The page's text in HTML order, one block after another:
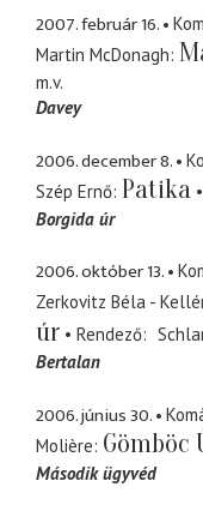
2007. február 16.
Martin McDonagh
m.v.
Davey
2006. december 8.
Szép Ernő Patika
Borgida úr
2006. október 13.
Zerkovitz Béla -
úr
Rendező
Bertalan
2006. június 30.
Molière Gömböc
Második ügyvéd